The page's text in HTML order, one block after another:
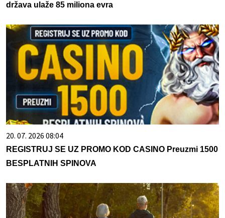
država ulaže 85 miliona evra
20. 07. 2026 08:04
REGISTRUJ SE UZ PROMO KOD CASINO Preuzmi 1500
BESPLATNIH SPINOVA